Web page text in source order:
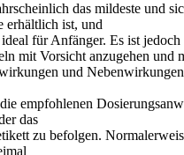
das mildeste und
erhältlich ist, und
ideal für Anfänger. Es ist
mit Vorsicht anzugehen und
und
empfohlenen
das
zu befolgen.